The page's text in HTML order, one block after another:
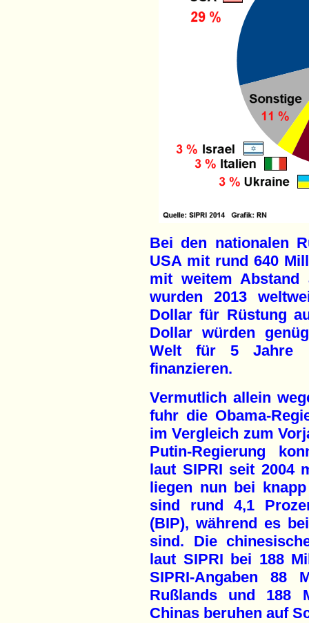
Bei den nationalen
USA mit rund 640
mit weitem Abstand
wurden 2013
Dollar für Rüstung
Dollar würden
Welt für 5 Jahre
finanzieren.
Vermutlich allein
fuhr die Obama-
im Vergleich zum
Putin-Regierung
laut SIPRI seit 2004
liegen nun bei
sind rund 4,1
(BIP), während es
sind. Die
laut SIPRI bei 188
SIPRI-Angaben 88
Rußlands und 188
Chinas beruhen auf